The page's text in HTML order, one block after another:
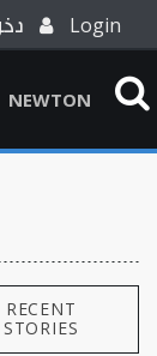
Login
NEWTON
RECENT
STORIES